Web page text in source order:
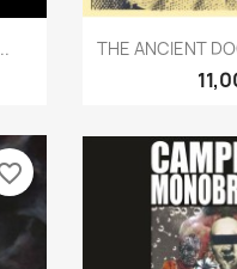

THE ANCIENT